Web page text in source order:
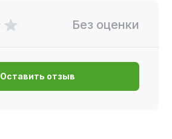
Без оценки
Оставить отзыв